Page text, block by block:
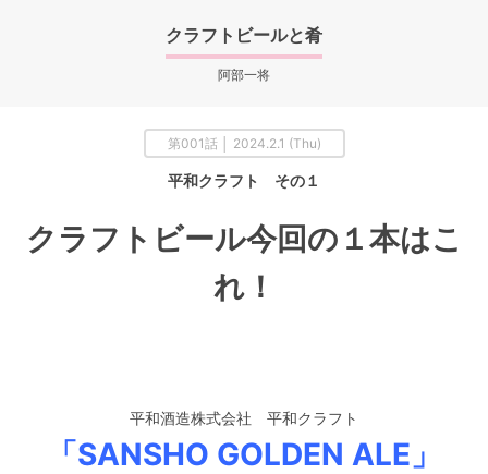
クラフトビールと肴
阿部一将
第001話 │ 2024.2.1 (Thu)
平和クラフト その１
クラフトビール今回の１本はこ
れ！
平和酒造株式会社 平和クラフト
「SANSHO GOLDEN ALE」